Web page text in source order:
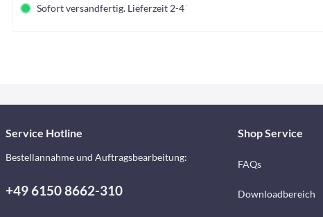
Sofort versandfertig. Lieferzeit 2-4 Tage.
Service Hotline
Bestellannahme und Auftragsbearbeitung:
+49 6150 8662-310
Shop Service
FAQs
Downloadbereich